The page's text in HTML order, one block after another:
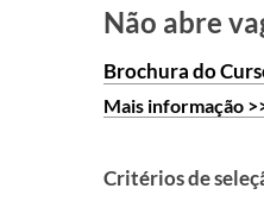
Não abre
Brochura do
Mais informação
Critérios de